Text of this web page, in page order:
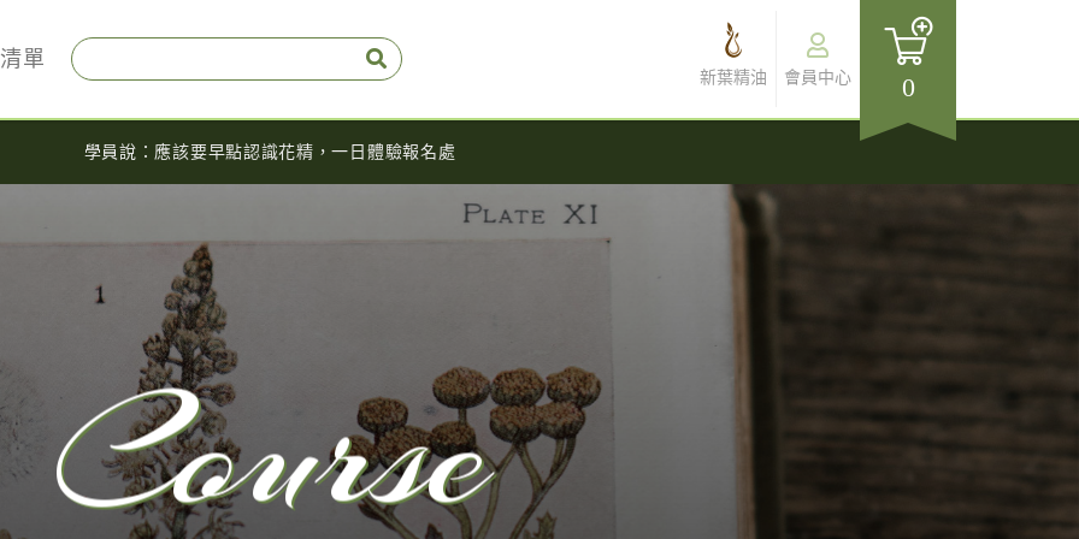
清單
新葉精油 會員中心 0
學員說：應該要早點認識花精，一日體驗報名處
Course